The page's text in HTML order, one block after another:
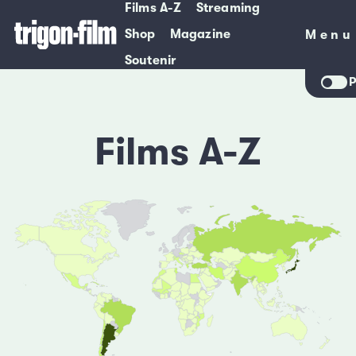
Films A-Z
Streaming
Shop
Magazine
Soutenir
Menu
Menu
Films A-Z